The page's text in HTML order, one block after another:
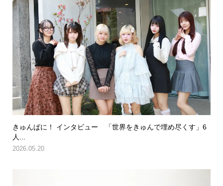
きゅんぱに！ インタビュー 「世界をきゅんで埋め尽くす」6
人...
2026.05.20